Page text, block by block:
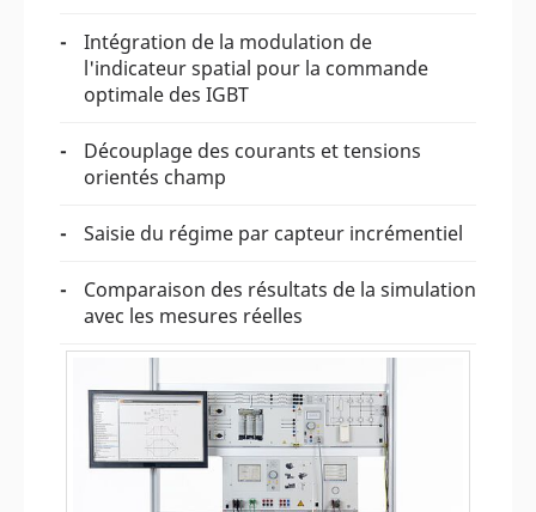
Intégration de la modulation de
l'indicateur spatial pour la commande
optimale des IGBT
Découplage des courants et tensions
orientés champ
Saisie du régime par capteur incrémentiel
Comparaison des résultats de la simulation
avec les mesures réelles